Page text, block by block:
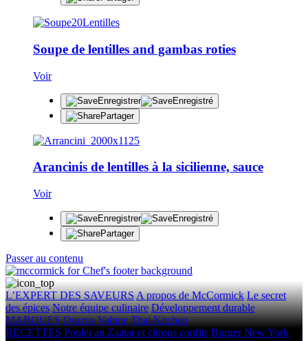
Soupe de lentilles and gambas roties
Voir
Enregistrer
Enregistré
Partager
Arancinis de lentilles à la sicilienne, sauce
Voir
Enregistrer
Enregistré
Partager
Passer au contenu
L’EXPERT DES SAVEURSA propos de McCormick Le secret
des épices Notre équipe culinaire Développement durable
MARQUES Ducros Vahine Thai Kitchen
RECETTES Poulet au Zaatar et citrons confits Burger New York